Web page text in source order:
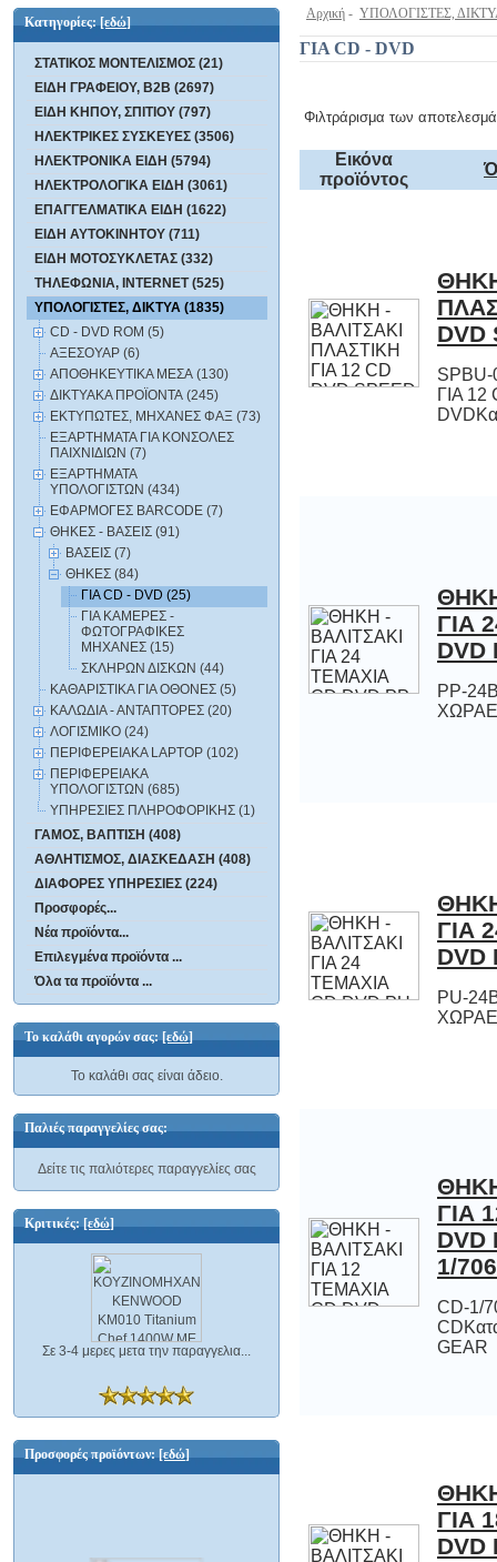
Κατηγορίες:[εδώ]
ΣΤΑΤΙΚΟΣ ΜΟΝΤΕΛΙΣΜΟΣ (21)
ΕΙΔΗ ΓΡΑΦΕΙΟΥ, B2B (2697)
ΕΙΔΗ ΚΗΠΟΥ, ΣΠΙΤΙΟΥ (797)
ΗΛΕΚΤΡΙΚΕΣ ΣΥΣΚΕΥΕΣ (3506)
ΗΛΕΚΤΡΟΝΙΚΑ ΕΙΔΗ (5794)
ΗΛΕΚΤΡΟΛΟΓΙΚΑ ΕΙΔΗ (3061)
ΕΠΑΓΓΕΛΜΑΤΙΚΑ ΕΙΔΗ (1622)
ΕΙΔΗ ΑΥΤΟΚΙΝΗΤΟΥ (711)
ΕΙΔΗ ΜΟΤΟΣΥΚΛΕΤΑΣ (332)
ΤΗΛΕΦΩΝΙΑ, INTERNET (525)
ΥΠΟΛΟΓΙΣΤΕΣ, ΔΙΚΤΥΑ (1835)
CD - DVD ROM (5)
ΑΞΕΣΟΥΑΡ (6)
ΑΠΟΘΗΚΕΥΤΙΚΑ ΜΕΣΑ (130)
ΔΙΚΤΥΑΚΑ ΠΡΟΪΟΝΤΑ (245)
ΕΚΤΥΠΩΤΕΣ, ΜΗΧΑΝΕΣ ΦΑΞ (73)
ΕΞΑΡΤΗΜΑΤΑ ΓΙΑ ΚΟΝΣΟΛΕΣ
ΠΑΙΧΝΙΔΙΩΝ (7)
ΕΞΑΡΤΗΜΑΤΑ
ΥΠΟΛΟΓΙΣΤΩΝ (434)
ΕΦΑΡΜΟΓΕΣ BARCODE (7)
ΘΗΚΕΣ - ΒΑΣΕΙΣ (91)
ΒΑΣΕΙΣ (7)
ΘΗΚΕΣ (84)
ΓΙΑ CD - DVD (25)
ΓΙΑ ΚΑΜΕΡΕΣ -
ΦΩΤΟΓΡΑΦΙΚΕΣ
ΜΗΧΑΝΕΣ (15)
ΣΚΛΗΡΩΝ ΔΙΣΚΩΝ (44)
ΚΑΘΑΡΙΣΤΙΚΑ ΓΙΑ ΟΘΟΝΕΣ (5)
ΚΑΛΩΔΙΑ - ΑΝΤΑΠΤΟΡΕΣ (20)
ΛΟΓΙΣΜΙΚΟ (24)
ΠΕΡΙΦΕΡΕΙΑΚΑ LAPTOP (102)
ΠΕΡΙΦΕΡΕΙΑΚΑ
ΥΠΟΛΟΓΙΣΤΩΝ (685)
ΥΠΗΡΕΣΙΕΣ ΠΛΗΡΟΦΟΡΙΚΗΣ (1)
ΓΑΜΟΣ, ΒΑΠΤΙΣΗ (408)
ΑΘΛΗΤΙΣΜΟΣ, ΔΙΑΣΚΕΔΑΣΗ (408)
ΔΙΑΦΟΡΕΣ ΥΠΗΡΕΣΙΕΣ (224)
Προσφορές...
Νέα προϊόντα...
Επιλεγμένα προϊόντα ...
Όλα τα προϊόντα ...
Το καλάθι αγορών σας:[εδώ]
Το καλάθι σας είναι άδειο.
Παλιές παραγγελίες σας:
Δείτε τις παλιότερες παραγγελίες σας
Κριτικές:[εδώ]
Σε 3-4 μερες μετα την παραγγελια...
Προσφορές προϊόντων:[εδώ]
Αρχική - ΥΠΟΛΟΓΙΣΤΕΣ,
ΓΙΑ CD - DVD
Φιλτράρισμα των
Εικόνα
προϊόντος
DVD
ΓΙΑ
DVD
PP-
ΓΙΑ
DVD
PU-
ΓΙΑ
1/
CD-1/
GEAR
ΓΙΑ